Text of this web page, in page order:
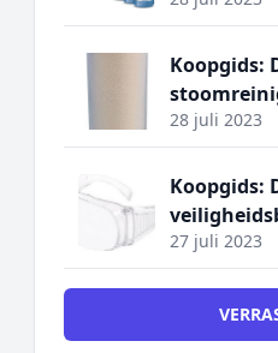
Koopgids:
28 juli 2023
Koopgids:
27 juli 2023